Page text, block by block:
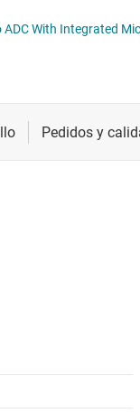
Servicios de chip y oblea
PCM6480-Q1 Automotive,